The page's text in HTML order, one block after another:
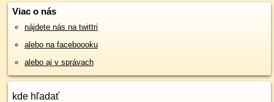
Viac o nás
nájdete nás na twittri
alebo na faceboooku
alebo aj v správach
kde hľadať